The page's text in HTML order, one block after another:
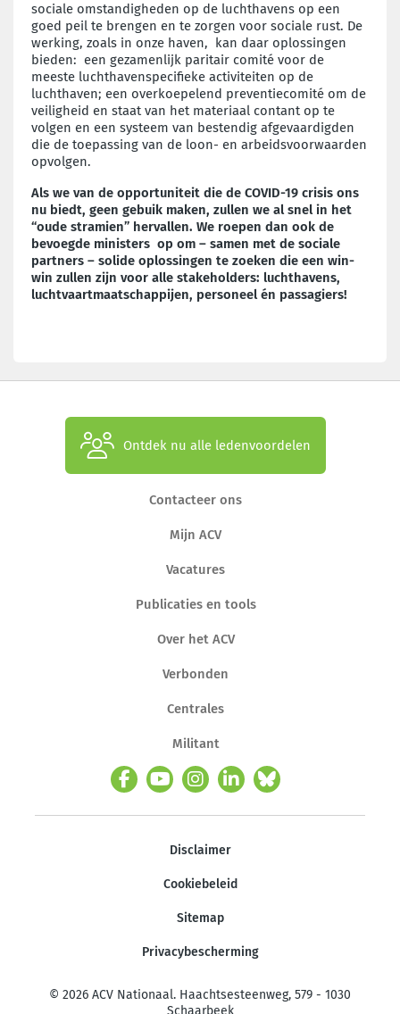
sociale omstandigheden op de luchthavens op een
goed peil te brengen en te zorgen voor sociale rust. De
werking, zoals in onze haven, kan daar oplossingen
bieden: een gezamenlijk paritair comité voor de
meeste luchthavenspecifieke activiteiten op de
luchthaven; een overkoepelend preventiecomité om de
veiligheid en staat van het materiaal contant op te
volgen en een systeem van bestendig afgevaardigden
die de toepassing van de loon- en arbeidsvoorwaarden
opvolgen.
Als we van de opportuniteit die de COVID-19 crisis ons
nu biedt, geen gebuik maken, zullen we al snel in het
“oude stramien” hervallen. We roepen dan ook de
bevoegde ministers op om – samen met de sociale
partners – solide oplossingen te zoeken die een win-
win zullen zijn voor alle stakeholders: luchthavens,
luchtvaartmaatschappijen, personeel én passagiers!
Ontdek nu alle ledenvoordelen
Contacteer ons
Mijn ACV
Vacatures
Publicaties en tools
Over het ACV
Verbonden
Centrales
Militant
Disclaimer
Cookiebeleid
Sitemap
Privacybescherming
© 2026 ACV Nationaal. Haachtsesteenweg, 579 - 1030
Schaarbeek